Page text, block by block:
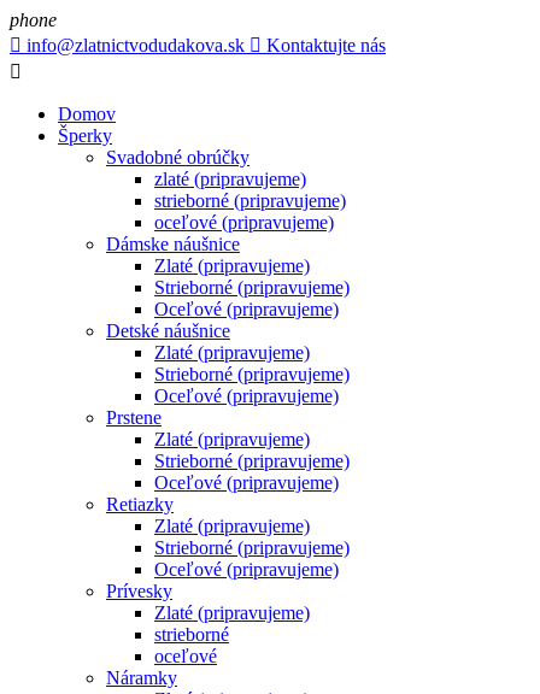
phone
 info@zlatnictvodudakova.sk  Kontaktujte nás

Domov
Šperky
Svadobné obrúčky
zlaté (pripravujeme)
strieborné (pripravujeme)
oceľové (pripravujeme)
Dámske náušnice
Zlaté (pripravujeme)
Strieborné (pripravujeme)
Oceľové (pripravujeme)
Detské náušnice
Zlaté (pripravujeme)
Strieborné (pripravujeme)
Oceľové (pripravujeme)
Prstene
Zlaté (pripravujeme)
Strieborné (pripravujeme)
Oceľové (pripravujeme)
Retiazky
Zlaté (pripravujeme)
Strieborné (pripravujeme)
Oceľové (pripravujeme)
Prívesky
Zlaté (pripravujeme)
strieborné
oceľové
Náramky